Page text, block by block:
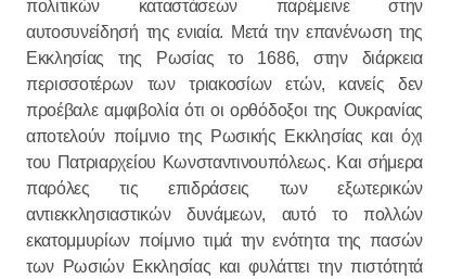
πολιτικών καταστάσεων παρέμεινε στην
αυτοσυνείδησή της ενιαία. Μετά την επανένωση της
Εκκλησίας της Ρωσίας το 1686, στην διάρκεια
περισσοτέρων των τριακοσίων ετών, κανείς δεν
προέβαλε αμφιβολία ότι οι ορθόδοξοι της Ουκρανίας
αποτελούν ποίμνιο της Ρωσικής Εκκλησίας και όχι
του Πατριαρχείου Κωνσταντινουπόλεως. Και σήμερα
παρόλες τις επιδράσεις των εξωτερικών
αντιεκκλησιαστικών δυνάμεων, αυτό το πολλών
εκατομμυρίων ποίμνιο τιμά την ενότητα της πασών
των Ρωσιών Εκκλησίας και φυλάττει την πιστότητά